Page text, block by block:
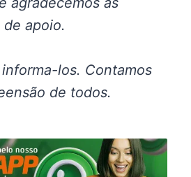
apoio.
los. Contamos
de todos.